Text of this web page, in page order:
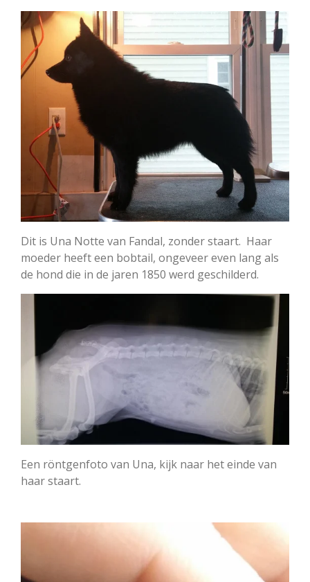
Dit is Una Notte van Fandal, zonder staart. Haar
moeder heeft een bobtail, ongeveer even lang als
de hond die in de jaren 1850 werd geschilderd.
Een röntgenfoto van Una, kijk naar het einde van
haar staart.